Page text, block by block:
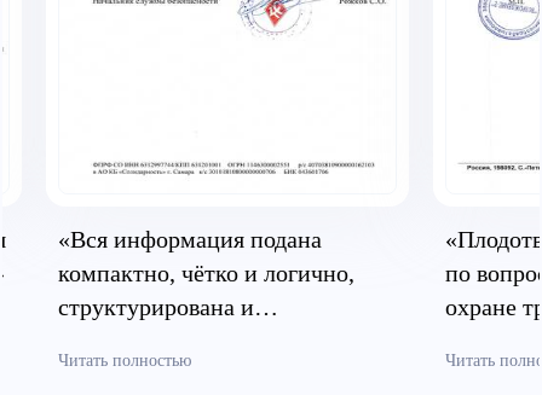
«Вся информация подана
компактно, чётко и логично,
структурирована и
Читать полностью
по
охране
Читать